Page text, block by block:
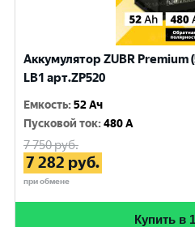
Аккумулятор ZUBR Premium
LB1 арт.ZP520
Емкость:52 Ач
Пусковой ток:480 A
7 750руб.
7 282 руб.
при обмене
Купить в